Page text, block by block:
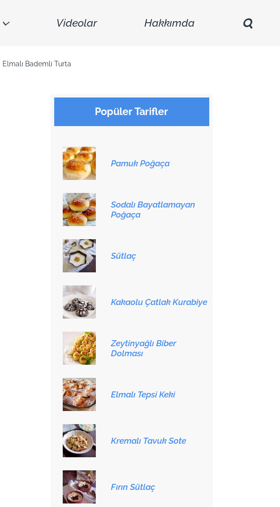
Videolar Hakkımda
Elmalı Bademli Turta
Popüler Tarifler
Pamuk Poğaça
Sodalı Bayatlamayan
Poğaça
Sütlaç
Kakaolu Çatlak Kurabiye
Zeytinyağlı Biber
Dolması
Elmalı Tepsi Keki
Kremalı Tavuk Sote
Fırın Sütlaç